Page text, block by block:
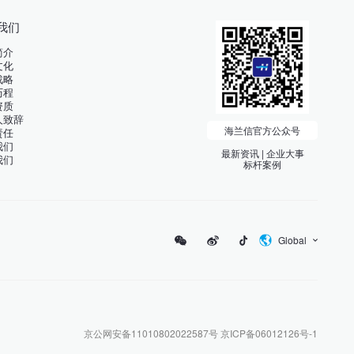
们
介
化
略
程
质
致辞
任
们
们
海兰信官方公众号
最新资讯 | 企业大事
标杆案例
Global
京公网安备11010802022587号 京ICP备06012126号-1